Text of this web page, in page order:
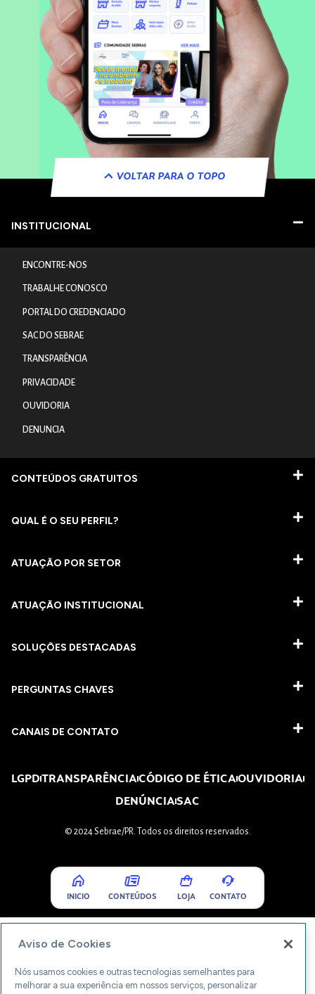
VOLTAR PARA O TOPO
INSTITUCIONAL
ENCONTRE-NOS
TRABALHE CONOSCO
PORTAL DO CREDENCIADO
SAC DO SEBRAE
TRANSPARÊNCIA
PRIVACIDADE
OUVIDORIA
DENUNCIA
CONTEÚDOS GRATUITOS
QUAL É O SEU PERFIL?
ATUAÇÃO POR SETOR
ATUAÇÃO INSTITUCIONAL
SOLUÇÕES DESTACADAS
PERGUNTAS CHAVES​
CANAIS DE CONTATO
LGPDTRANSPARÊNCIACÓDIGO DE ÉTICAOUVIDORIA
DENÚNCIASAC
© 2024 Sebrae/PR. Todos os direitos reservados.
INICIO CONTEÚDOS LOJA CONTATO
Aviso de Cookies
Nós usamos cookies e outras tecnologias semelhantes para
melhorar a sua experiência em nossos serviços, personalizar